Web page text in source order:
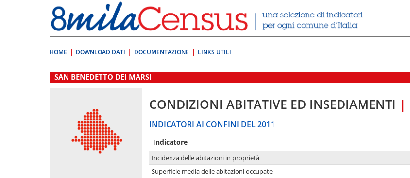
direttamente
a:
Contenuto
HOME DOWNLOAD DATI DOCUMENTAZIONE LINKS UTILI
.
SAN BENEDETTO DEI MARSI
CONDIZIONI ABITATIVE ED INSEDIAMENTI |
INDICATORI AI CONFINI DEL 2011
Indicatore
Incidenza delle abitazioni in proprietà
Superficie media delle abitazioni occupate